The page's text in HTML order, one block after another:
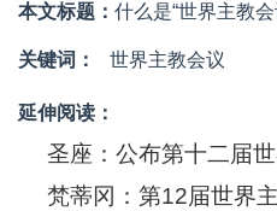
本文标题： 什么是“世界主教会
关键词： 世界主教会议
延伸阅读：
圣座：公布第十二届
梵蒂冈：第12届世界